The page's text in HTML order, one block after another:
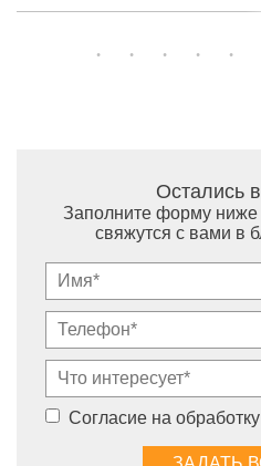
Остались
Заполните форму
свяжутся с вами в
Согласие на обработку